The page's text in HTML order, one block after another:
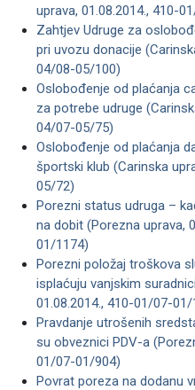
uprava, 01.08.2014., 410-
Zahtjev Udruge za
pri uvozu donacije
04/08-05/100)
Oslobođenje od plaćanja
za potrebe udruge
04/07-05/75)
Oslobođenje od plaćanja
športski klub (Carinska
05/72)
Porezni status udruga –
na dobit (Porezna uprava,
01/1174)
Porezni položaj troškova
isplaćuju vanjskim
01.08.2014., 410-01/07-01/
Pravdanje utrošenih
su obveznici PDV-a
01/07-01/904)
Povrat poreza na dodanu